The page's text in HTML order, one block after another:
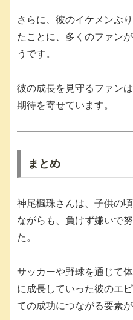
さらに、彼のイケメンぶ
たことに、多くのファン
うです。
彼の成長を見守るファン
期待を寄せています。
まとめ
神尾楓珠さんは、子供の
ながらも、負けず嫌いで
た。
サッカーや野球を通じて
に成長していった彼のエ
ての成功につながる要素